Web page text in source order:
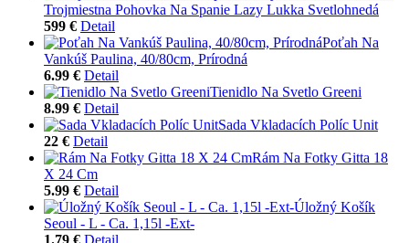
Trojmiestna Pohovka Na Spanie Lazy Lukka Svetlohnedá
599 € Detail
Poťah Na
Vankúš Paulina, 40/80cm, Prírodná
6.99 € Detail
Tienidlo Na Svetlo Greeni
8.99 € Detail
Sada Vkladacích Políc Unit
22 € Detail
Rám Na Fotky Gitta 18
X 24 Cm
5.99 € Detail
Úložný Košík
Seoul - L - Ca. 1,15l -Ext-
1.79 € Detail